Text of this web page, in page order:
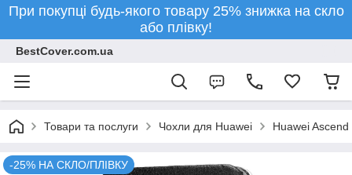
При покупці будь-якого товару 25% знижка на скло
або плівку!
BestCover.com.ua
Товари та послуги Чохли для Huawei Huawei Ascend
-25% НА СКЛО/ПЛІВКУ